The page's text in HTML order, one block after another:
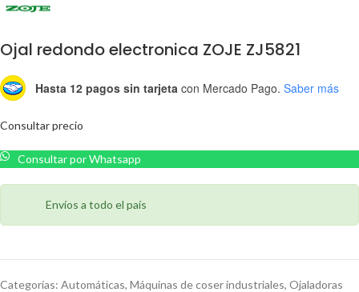
Ojal redondo electronica ZOJE ZJ5821
Hasta 12 pagos sin tarjeta con Mercado Pago. Saber más
Consultar precio
Consultar por Whatsapp
Envíos a todo el país
Categorías: Automáticas, Máquinas de coser industriales, Ojaladoras